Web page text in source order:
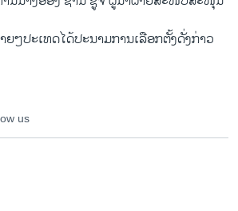
ຍໆປະເທດໄດ້ປະນາມການເລືອກຕັ້ງດັ່ງກ່າວ
us